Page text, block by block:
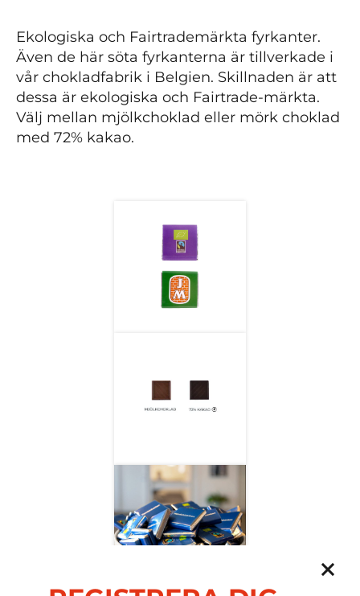
Ekologiska och Fairtrademärkta fyrkanter.
Även de här söta fyrkanterna är tillverkade i
vår chokladfabrik i Belgien. Skillnaden är att
dessa är ekologiska och Fairtrade-märkta.
Välj mellan mjölkchoklad eller mörk choklad
med 72% kakao.